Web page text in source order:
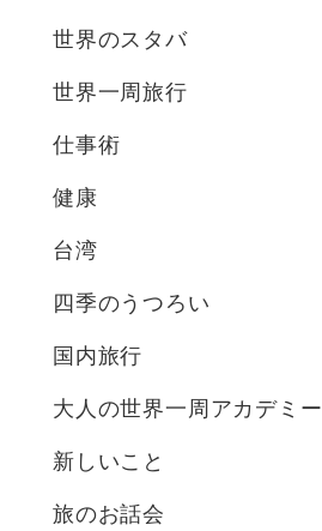
世界のスタバ
世界一周旅行
仕事術
健康
台湾
四季のうつろい
国内旅行
大人の世界一周アカデミー
新しいこと
旅のお話会